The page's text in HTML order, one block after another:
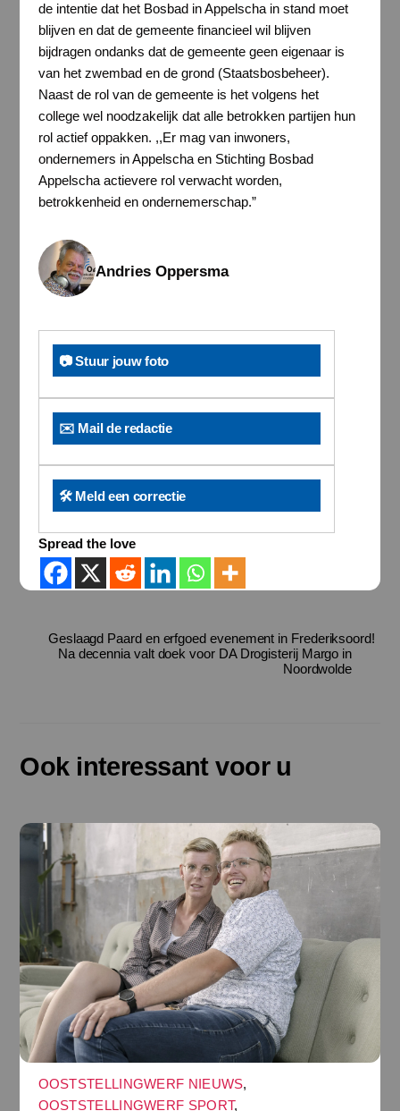
de intentie dat het Bosbad in Appelscha in stand moet
blijven en dat de gemeente financieel wil blijven
bijdragen ondanks dat de gemeente geen eigenaar is
van het zwembad en de grond (Staatsbosbeheer).
Naast de rol van de gemeente is het volgens het
college wel noodzakelijk dat alle betrokken partijen hun
rol actief oppakken. ,,Er mag van inwoners,
ondernemers in Appelscha en Stichting Bosbad
Appelscha actievere rol verwacht worden,
betrokkenheid en ondernemerschap.”
Andries Oppersma
📷 Stuur jouw foto
✉️ Mail de redactie
🛠️ Meld een correctie
Spread the love
Geslaagd Paard en erfgoed evenement in Frederiksoord!
Na decennia valt doek voor DA Drogisterij Margo in
Noordwolde
Ook interessant voor u
OOSTSTELLINGWERF NIEUWS,
OOSTSTELLINGWERF SPORT,